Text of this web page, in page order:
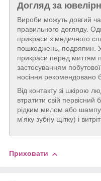
Догляд за
Вироби можуть довгий
правильного догляду.
прикраси з медичного
пошкоджень, подряпин.
прикраси перед миттям
застосуванням
носіння рекомендовано
Від контакту зі шкірою
втратити свій первісний
рідким милом або
м'яку зубну щітку) і
Приховати